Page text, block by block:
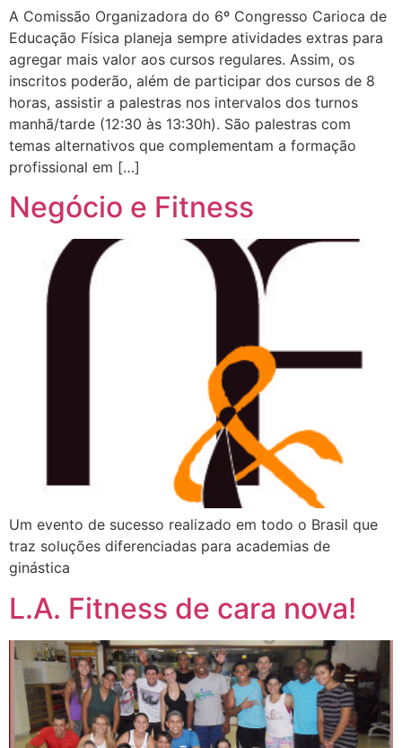
A Comissão Organizadora do 6º Congresso Carioca de
Educação Física planeja sempre atividades extras para
agregar mais valor aos cursos regulares. Assim, os
inscritos poderão, além de participar dos cursos de 8
horas, assistir a palestras nos intervalos dos turnos
manhã/tarde (12:30 às 13:30h). São palestras com
temas alternativos que complementam a formação
profissional em […]
Negócio e Fitness
Um evento de sucesso realizado em todo o Brasil que
traz soluções diferenciadas para academias de
ginástica
L.A. Fitness de cara nova!